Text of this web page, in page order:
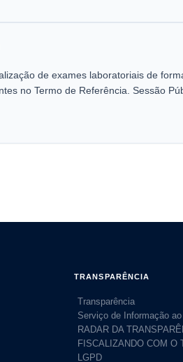
de exames laboratoriais de
no Termo de Referência. Sessão
TRANSPARÊNCIA
Transparência
Serviço de Informação
RADAR DA
FISCALIZANDO COM O
LGPD